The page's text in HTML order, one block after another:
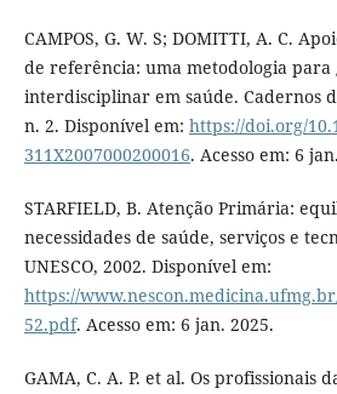
CAMPOS, G. W. S; DOMITTI, A. C.
de referência: uma metodologia para
interdisciplinar em saúde. Cadernos
n. 2. Disponível em: https://doi.org/
311X2007000200016. Acesso em: 6
STARFIELD, B. Atenção Primária:
necessidades de saúde, serviços e
UNESCO, 2002. Disponível em:
https://
52.pdf. Acesso em: 6 jan. 2025.
GAMA, C. A. P. et al. Os profissionais